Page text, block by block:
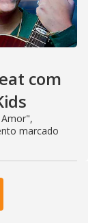
com
marcado